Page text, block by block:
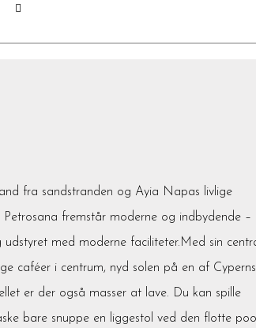
fra sandstranden og Ayia Napas livlige
fremstår moderne og indbydende –
med moderne faciliteter.Med sin
caféer i centrum, nyd solen på en af Cyperns
er der også masser at lave. Du kan spille
bare snuppe en liggestol ved den flotte pool